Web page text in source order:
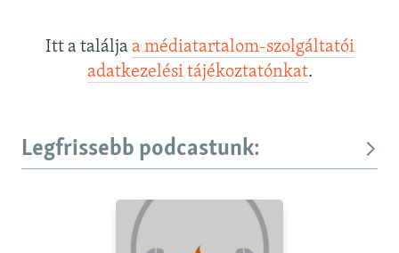
Itt a találja a médiatartalom-szolgáltatói
adatkezelési tájékoztatónkat.
Legfrissebb podcastunk: